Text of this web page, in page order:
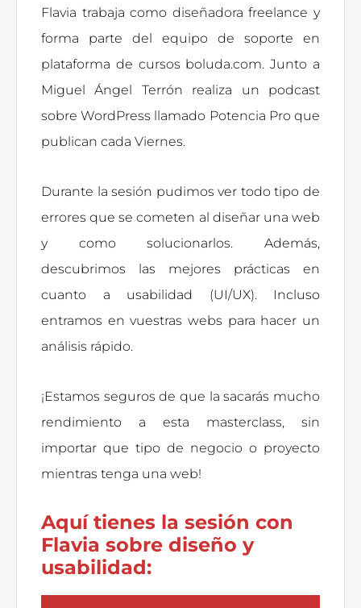
Flavia trabaja como diseñadora freelance y
forma parte del equipo de soporte en
plataforma de cursos boluda.com. Junto a
Miguel Ángel Terrón realiza un podcast
sobre WordPress llamado Potencia Pro que
publican cada Viernes.
Durante la sesión pudimos ver todo tipo de
errores que se cometen al diseñar una web
y como solucionarlos. Además,
descubrimos las mejores prácticas en
cuanto a usabilidad (UI/UX). Incluso
entramos en vuestras webs para hacer un
análisis rápido.
¡Estamos seguros de que la sacarás mucho
rendimiento a esta masterclass, sin
importar que tipo de negocio o proyecto
mientras tenga una web!
Aquí tienes la sesión con
Flavia sobre diseño y
usabilidad: